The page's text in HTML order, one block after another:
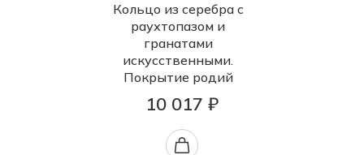
Кольцо из серебра с
раухтопазом и
гранатами
искусственными.
Покрытие родий
10 017 ₽